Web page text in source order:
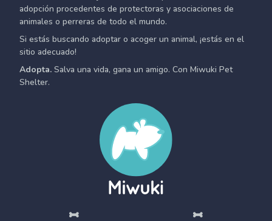
adopción procedentes de protectoras y asociaciones de
animales o perreras de todo el mundo.
Si estás buscando adoptar o acoger un animal, ¡estás en el
sitio adecuado!
Adopta. Salva una vida, gana un amigo. Con Miwuki Pet
Shelter.